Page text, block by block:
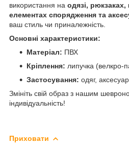
використання на одязі,
елементах спорядження та
ваш стиль чи приналежність.
Основні характеристики:
Матеріал: ПВХ
Кріплення: липучка (велкро-
Застосування: одяг,
Змініть свій образ з нашим
індивідуальність!
Приховати